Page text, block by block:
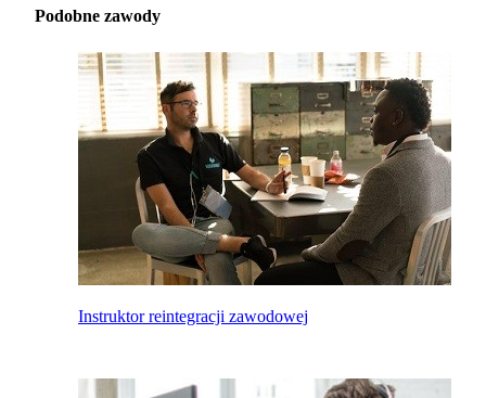
Podobne zawody
Instruktor reintegracji zawodowej